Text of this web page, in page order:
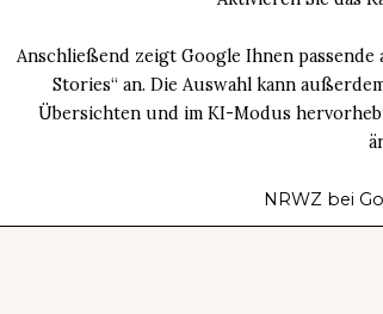
Anschließend zeigt Google Ihnen
Stories“ an. Die Auswahl kann
Übersichten und im KI-Modus
NRWZ bei